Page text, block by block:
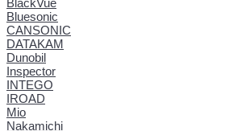
Bluesonic
CANSONIC
DATAKAM
Dunobil
Inspector
INTEGO
IROAD
Mio
Nakamichi